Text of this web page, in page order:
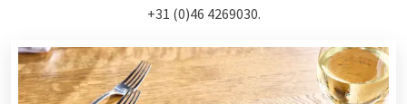
+31 (0)46 4269030.